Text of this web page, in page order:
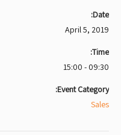
Date:
April 5, 2019
Time:
09:30 - 15:00
Event Category:
Sales